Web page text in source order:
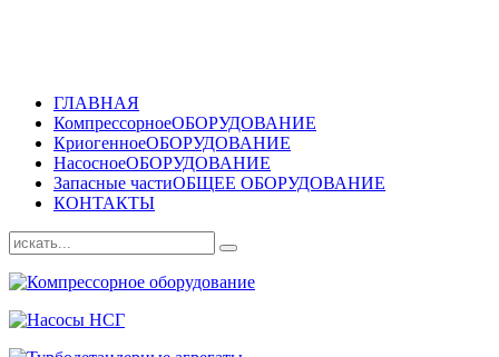
ГЛАВНАЯ
КомпрессорноеОБОРУДОВАНИЕ
КриогенноеОБОРУДОВАНИЕ
НасосноеОБОРУДОВАНИЕ
Запасные частиОБЩЕЕ ОБОРУДОВАНИЕ
КОНТАКТЫ